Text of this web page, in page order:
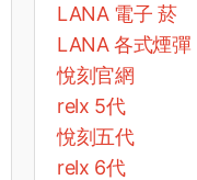
LANA 電子 菸​
LANA 各式煙彈
悅刻官網
relx 5代
悅刻五代
relx 6代